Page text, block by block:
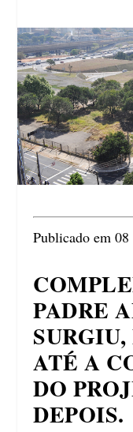
Publicado em
PADRE
ATÉ A
DO
DEPOIS.